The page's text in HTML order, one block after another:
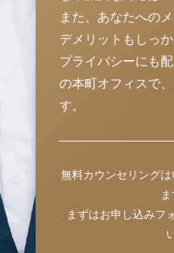
また、あなたへの
デメリットもしっ
プライバシーにも
の本町オフィスで
す。
無料カウンセリング
ま
まずはお申し込みフ